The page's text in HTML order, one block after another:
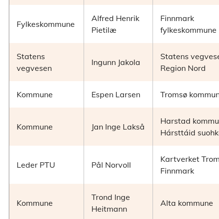
Fylkeskommune
Alfred Henrik
Pietilæ
Finnmark
fylkeskommune
Statens
vegvesen
Ingunn Jakola
Statens
Region Nord
Kommune Espen Larsen Tromsø
Kommune Jan Inge Lakså
Harstad
Hársttáid
Leder PTU Pål Norvoll
Kartverket
Finnmark
Kommune
Trond Inge
Heitmann
Alta kommune